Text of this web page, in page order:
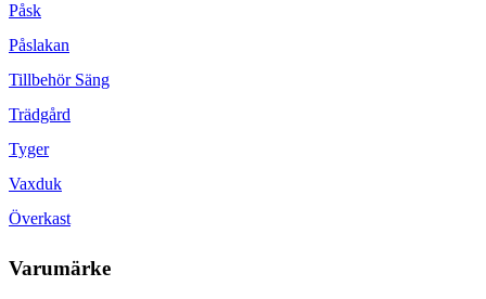
Påsk
Påslakan
Tillbehör Säng
Trädgård
Tyger
Vaxduk
Överkast
Varumärke